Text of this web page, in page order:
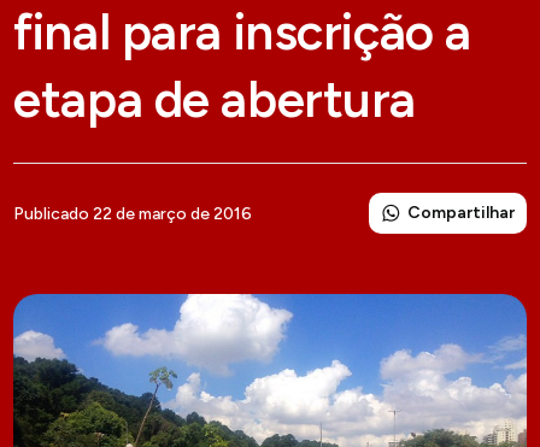
final para inscrição a
etapa de abertura
Publicado 22 de março de 2016 Compartilhar